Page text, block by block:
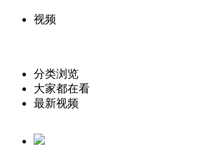
视频
分类浏览
大家都在看
最新视频